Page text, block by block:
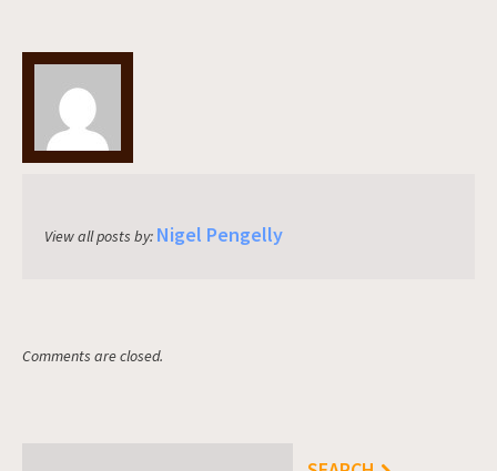
View all posts by: Nigel Pengelly
Comments are closed.